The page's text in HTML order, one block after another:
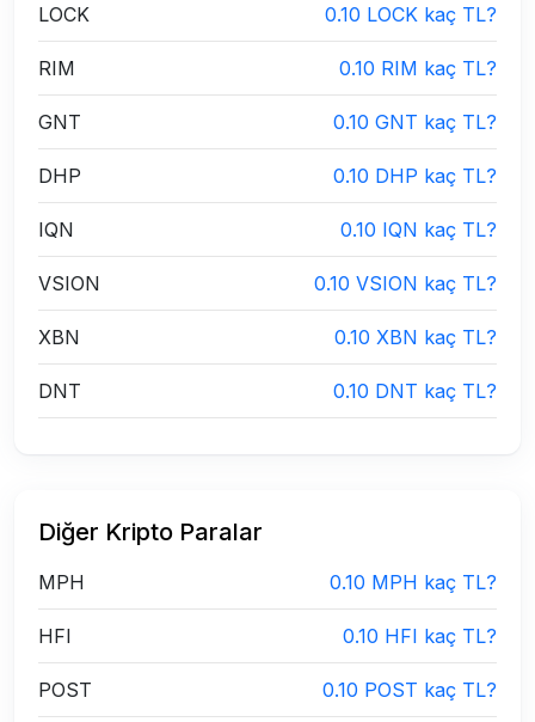
LOCK 0.10 LOCK kaç TL?
RIM 0.10 RIM kaç TL?
GNT 0.10 GNT kaç TL?
DHP 0.10 DHP kaç TL?
IQN 0.10 IQN kaç TL?
VSION 0.10 VSION kaç TL?
XBN 0.10 XBN kaç TL?
DNT 0.10 DNT kaç TL?
Diğer Kripto Paralar
MPH 0.10 MPH kaç TL?
HFI 0.10 HFI kaç TL?
POST 0.10 POST kaç TL?